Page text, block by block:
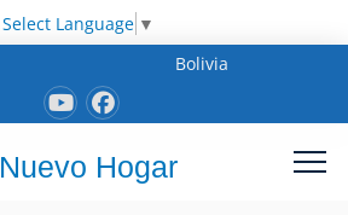
Select Language ▼
Bolivia
Hogar